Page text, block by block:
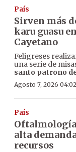
País
Sirven más
karu guasu
Cayetano
Feligreses
una serie de
santo patrono
Agosto 7, 2026
País
alta
recursos